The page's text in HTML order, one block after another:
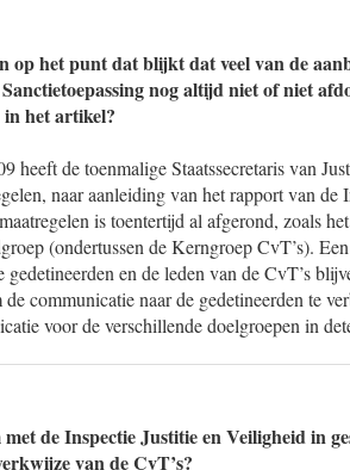
op het punt dat blijkt dat veel van de
nog altijd niet of niet
het artikel?
heeft de toenmalige Staatssecretaris van
naar aanleiding van het rapport van
is toentertijd al afgerond, zoals
(ondertussen de Kerngroep CvT’s).
gedetineerden en de leden van de CvT’s
communicatie naar de gedetineerden te
voor de verschillende doelgroepen in
de Inspectie Justitie en Veiligheid in
van de CvT’s?